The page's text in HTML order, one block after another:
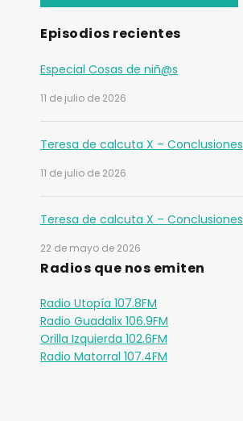
Episodios recientes
Especial Cosas de niñ@s
11 de julio de 2026
Teresa de calcuta X – Conclusiones
11 de julio de 2026
Teresa de calcuta X – Conclusiones
22 de mayo de 2026
Radios que nos emiten
Radio Utopía 107.8FM
Radio Guadalix 106.9FM
Orilla Izquierda 102.6FM
Radio Matorral 107.4FM